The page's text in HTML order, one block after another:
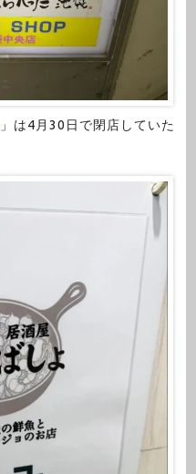
」は4月30日で閉店していた